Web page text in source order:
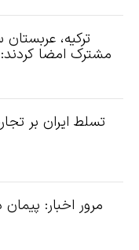
ترکیه،
مشترک امضا
تسلط ایران بر
مرور اخبار: